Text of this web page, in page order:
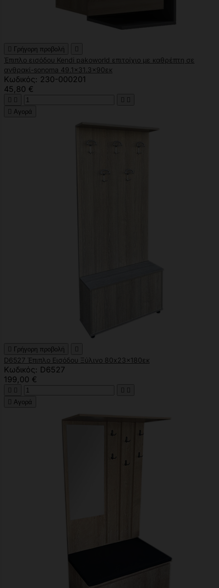
 Γρήγορη προβολή 
Έπιπλο εισόδου Kendi pakoworld επιτοίχιο με καθρέπτη σε
ανθρακί-sonoma 49.1x31.3x90εκ
Κωδικός: 230-000201
45,80 €
   
 Αγορά
 Γρήγορη προβολή 
D6527 Έπιπλο Εισόδου Ξύλινο 80x23x180εκ
Κωδικός: D6527
199,00 €
   
 Αγορά